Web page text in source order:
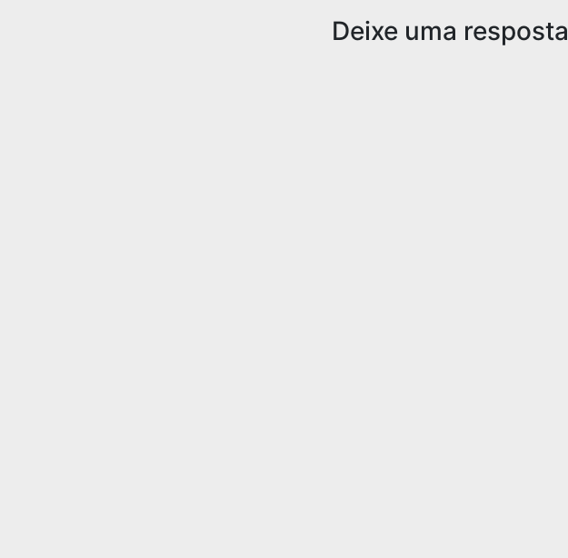
Deixe uma resposta